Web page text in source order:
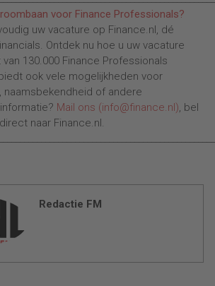
voor Finance Professionals?
uw vacature op Finance.nl, dé
Ontdek nu hoe u uw vacature
130.000 Finance Professionals
ook vele mogelijkheden voor
naamsbekendheid of andere
Mail ons (info@finance.nl), bel
naar Finance.nl.
Redactie FM